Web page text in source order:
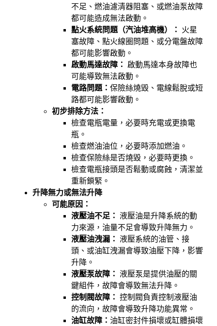
不足、燃油濾清器阻塞、或燃油泵故障
都可能造成無法啟動。
點火系統問題（汽油堆高機）：
火星
塞故障、點火線圈問題、或分電盤故障
都可能影響啟動。
啟動馬達故障：
啟動馬達本身故障也
可能導致無法啟動。
電路問題： 保險絲燒毀、電線鬆脫或短
路都可能影響啟動。
初步排除方法：
檢查電瓶電量，必要時充電或更換電
瓶。
檢查燃油油位，必要時添加燃油。
檢查保險絲是否燒毀，必要時更換。
檢查電瓶接頭是否鬆動或腐蝕，清潔並
重新鎖緊。
升降無力或無法升降
可能原因：
液壓油不足：
液壓油是升降系統的動
力來源，油量不足會導致升降無力。
液壓油洩漏：
液壓系統的油管、接
頭、或油缸洩漏會導致油壓下降，影響
升降。
液壓泵故障：
液壓泵是提供油壓的關
鍵組件，故障會導致無法升降。
控制閥故障： 控制閥負責控制液壓油
的流向，故障會導致升降功能異常。
油缸故障： 油缸密封件損壞或缸體損壞